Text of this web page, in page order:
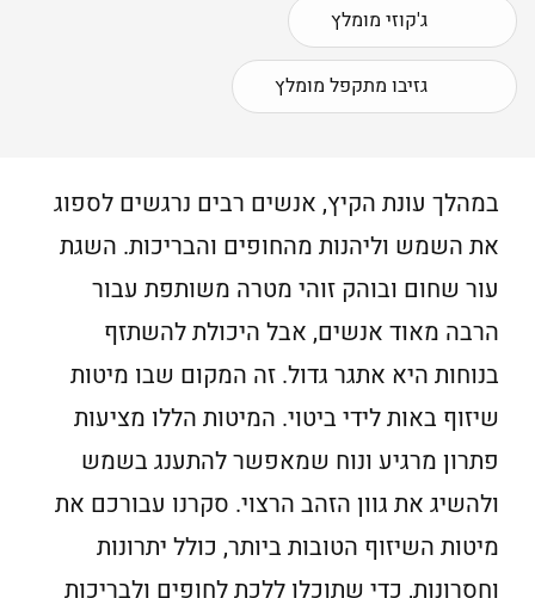
ג'קוזי מומלץ
גזיבו מתקפל מומלץ
במהלך עונת הקיץ, אנשים רבים נרגשים לספוג
את השמש וליהנות מהחופים והבריכות. השגת
עור שחום ובוהק זוהי מטרה משותפת עבור
הרבה מאוד אנשים, אבל היכולת להשתזף
בנוחות היא אתגר גדול. זה המקום שבו מיטות
שיזוף באות לידי ביטוי. המיטות הללו מציעות
פתרון מרגיע ונוח שמאפשר להתענג בשמש
ולהשיג את גוון הזהב הרצוי. סקרנו עבורכם את
מיטות השיזוף הטובות ביותר, כולל יתרונות
וחסרונות, כדי שתוכלו ללכת לחופים ולבריכות